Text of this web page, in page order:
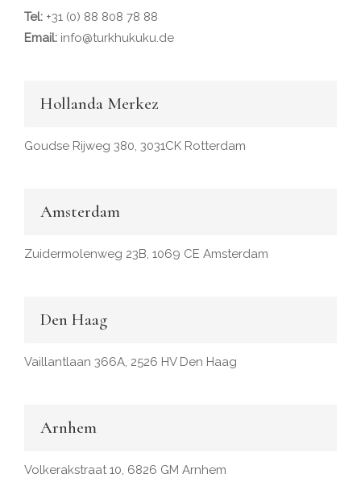
Tel: +31 (0) 88 808 78 88
Email: info@turkhukuku.de
Hollanda Merkez
Goudse Rijweg 380, 3031CK Rotterdam
Amsterdam
Zuidermolenweg 23B, 1069 CE Amsterdam
Den Haag
Vaillantlaan 366A, 2526 HV Den Haag
Arnhem
Volkerakstraat 10, 6826 GM Arnhem